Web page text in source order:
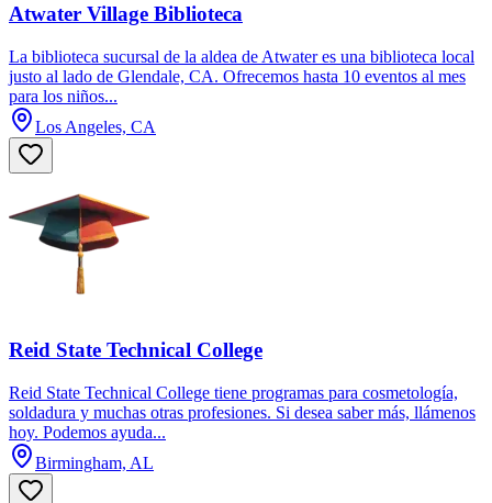
Atwater Village Biblioteca
La biblioteca sucursal de la aldea de Atwater es una biblioteca local
justo al lado de Glendale, CA. Ofrecemos hasta 10 eventos al mes
para los niños...
Los Angeles, CA
Reid State Technical College
Reid State Technical College tiene programas para cosmetología,
soldadura y muchas otras profesiones. Si desea saber más, llámenos
hoy. Podemos ayuda...
Birmingham, AL